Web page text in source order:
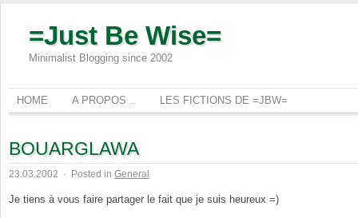
=Just Be Wise=
Minimalist Blogging since 2002
HOME A PROPOS .. LES FICTIONS DE =JBW=
BOUARGLAWA
23.03.2002 · Posted in General
Je tiens à vous faire partager le fait que je suis heureux =)